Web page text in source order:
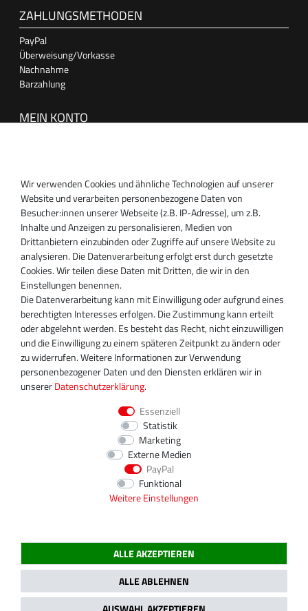
ZAHLUNGSMETHODEN
PayPal
Überweisung/Vorkasse
Nachnahme
Barzahlung
MEIN KONTO
SUPPORT
Inhaber:
Magnos Turbosystems GmbH
Miraustraße 27-29
D-13509 Berlin
+49 30 340 606 740
+49 30 340 606 740
+49 30 340 606 745
info@turboservice24.de
Aktuelle Öffnungszeiten
Mo-Fr: 08:00 Uhr - 18:00 Uhr
Sa: geschlossen
2020 Magnos Turbosystems GmbH | Alle Preise inklusive gesetzlicher MwSt.
Wir verwenden Cookies und ähnliche Technologien auf unserer
Website und verarbeiten personenbezogene Daten von
Besucher:innen unserer Webseite (z.B. IP-Adresse), um z.B.
Inhalte und Anzeigen zu personalisieren, Medien von
Drittanbietern einzubinden oder Zugriffe auf unsere Website zu
analysieren. Die Datenverarbeitung erfolgt erst durch gesetzte
Cookies. Wir teilen diese Daten mit Dritten, die wir in den
Einstellungen benennen.
Die Datenverarbeitung kann mit Einwilligung oder aufgrund eines
berechtigten Interesses erfolgen. Die Zustimmung kann erteilt
oder abgelehnt werden. Es besteht das Recht, nicht einzuwilligen
und die Einwilligung zu einem späteren Zeitpunkt zu ändern oder
zu widerrufen. Weitere Informationen zur Verwendung
personenbezogener Daten und den Diensten erklären wir in
unsererDaten­schutz­erklärung.
Essenziell
Statistik
Marketing
Externe Medien
PayPal
Funktional
Weitere Einstellungen
ALLE AKZEPTIEREN
ALLE ABLEHNEN